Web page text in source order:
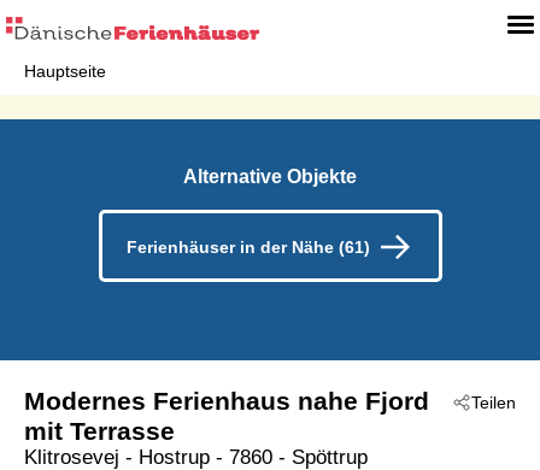
Hauptseite
Alternative Objekte
Ferienhäuser in der Nähe (61)
Teilen
Modernes Ferienhaus nahe Fjord
mit Terrasse
Klitrosevej - Hostrup - 7860 - Spöttrup